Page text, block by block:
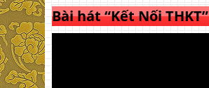
Bài hát “Kết Nối THKT”